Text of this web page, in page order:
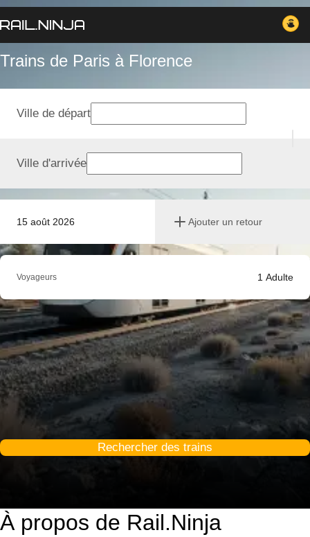
Trains de Paris à Florence
15 août 2026 Ajouter un retour
Ville de départ
Ville d'arrivée
Voyageurs 1 Adulte
Rechercher des trains
À propos de Rail.Ninja